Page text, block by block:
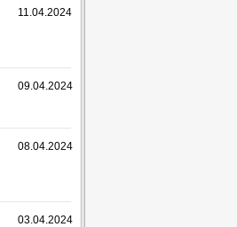
11.04.2024
09.04.2024
08.04.2024
03.04.2024